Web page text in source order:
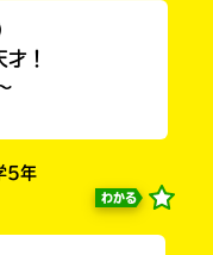
！
5年
わかる